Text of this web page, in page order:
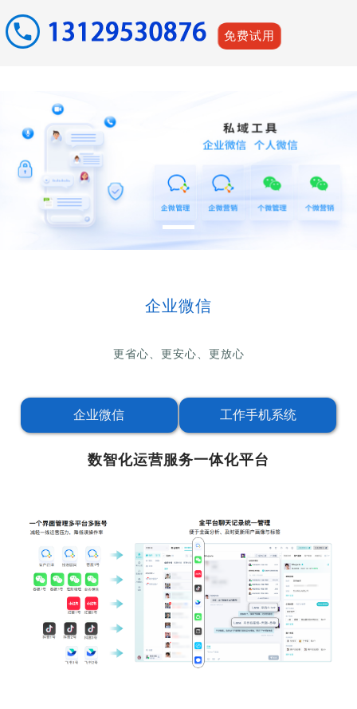
免费试用
企业微信
更省心、更安心、更放心
企业微信 工作手机系统
数智化运营服务一体化平台